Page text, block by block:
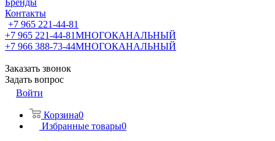
Бренды
Контакты
+7 965 221-44-81
+7 965 221-44-81МНОГОКАНАЛЬНЫЙ
+7 966 388-73-44МНОГОКАНАЛЬНЫЙ
Заказать звонок
Задать вопрос
Войти
Корзина0
Избранные товары0